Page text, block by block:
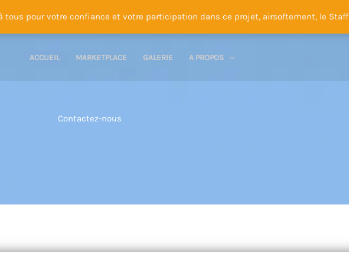
tous pour votre confiance et votre participation dans ce projet, airsoftement, le Staff
ACCUEIL MARKETPLACE GALERIE A PROPOS
Contactez-nous